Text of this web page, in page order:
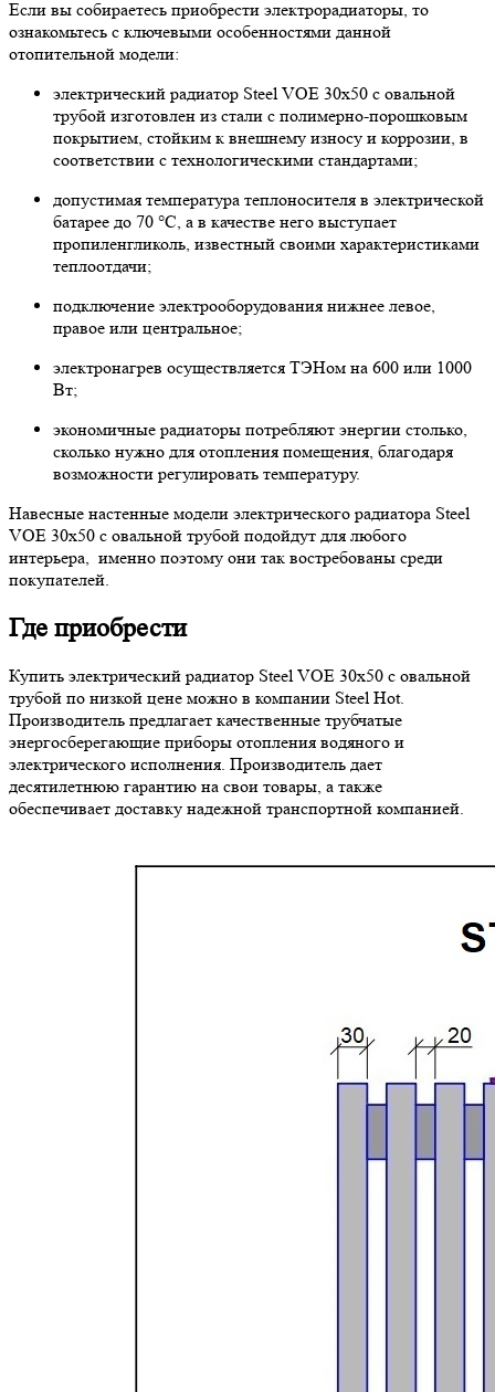
Если вы собираетесь приобрести электрорадиаторы, то
ознакомьтесь с ключевыми особенностями данной
отопительной модели:
электрический радиатор Steel VOE 30х50 с овальной
трубой изготовлен из стали с полимерно-порошковым
покрытием, стойким к внешнему износу и коррозии, в
соответствии с технологическими стандартами;
допустимая температура теплоносителя в электрической
батарее до 70 °C, а в качестве него выступает
пропиленгликоль, известный своими характеристиками
теплоотдачи;
подключение электрооборудования нижнее левое,
правое или центральное;
электронагрев осуществляется ТЭНом на 600 или 1000
Вт;
экономичные радиаторы потребляют энергии столько,
сколько нужно для отопления помещения, благодаря
возможности регулировать температуру.
Навесные настенные модели электрического радиатора Steel
VOE 30х50 с овальной трубой подойдут для любого
интерьера, именно поэтому они так востребованы среди
покупателей.
Где приобрести
Купить электрический радиатор Steel VOE 30х50 с овальной
трубой по низкой цене можно в компании Steel Hot.
Производитель предлагает качественные трубчатые
энергосберегающие приборы отопления водяного и
электрического исполнения. Производитель дает
десятилетнюю гарантию на свои товары, а также
обеспечивает доставку надежной транспортной компанией.